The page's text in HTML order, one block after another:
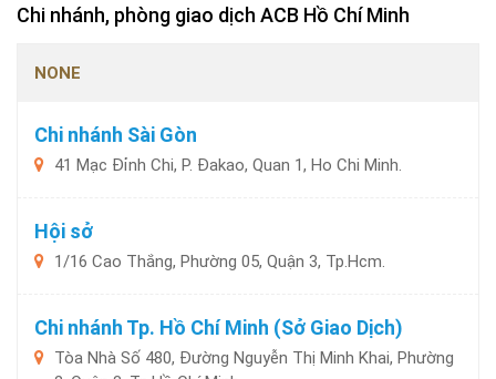
Chi nhánh, phòng giao dịch ACB Hồ Chí Minh
NONE
Chi nhánh Sài Gòn
41 Mạc Đỉnh Chi, P. Đakao, Quan 1, Ho Chi Minh.
Hội sở
1/16 Cao Thắng, Phường 05, Quận 3, Tp.Hcm.
Chi nhánh Tp. Hồ Chí Minh (Sở Giao Dịch)
Tòa Nhà Số 480, Đường Nguyễn Thị Minh Khai, Phường